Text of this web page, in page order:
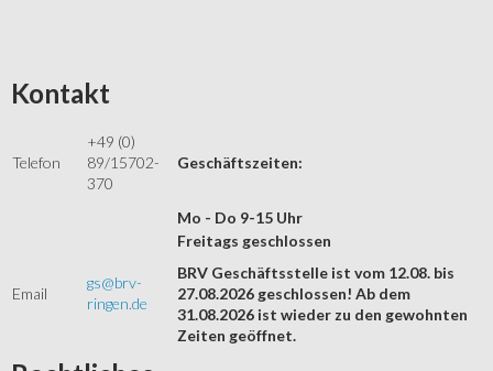
Kontakt
Telefon
+49 (0)
89/15702-
370
Geschäftszeiten:
Mo - Do 9-15 Uhr
Email
gs@brv-
ringen.de
Freitags geschlossen
BRV Geschäftsstelle ist vom 12.08. bis
27.08.2026 geschlossen! Ab dem
31.08.2026 ist wieder zu den gewohnten
Zeiten geöffnet.